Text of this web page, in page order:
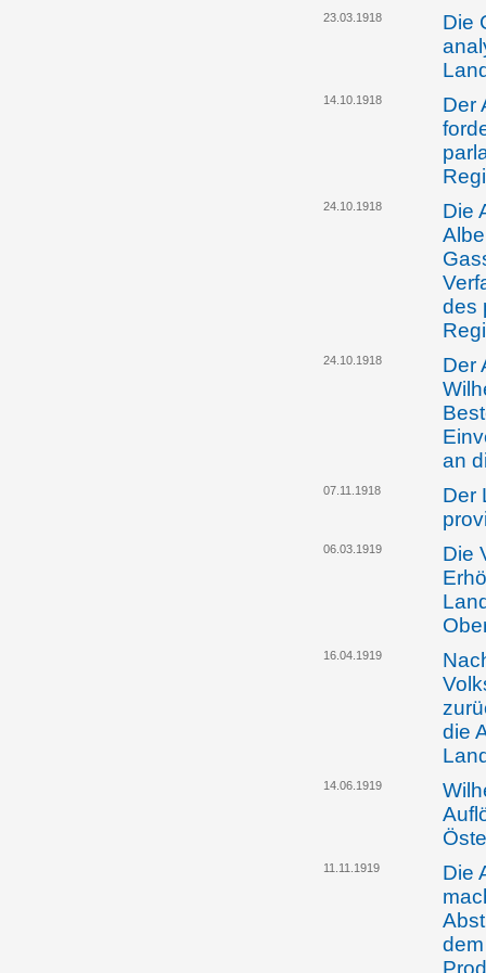
23.03.1918
Die
14.10.1918
Der
24.10.1918
Die
des
24.10.1918
Der
an
07.11.1918
Der
06.03.1919
Die
16.04.1919
die
14.06.1919
11.11.1919
Die